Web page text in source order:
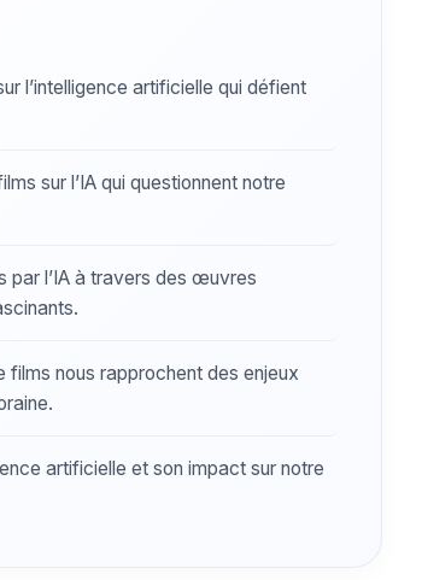
l’intelligence artificielle qui défient
sur l’IA qui questionnent notre
par l’IA à travers des œuvres
nous rapprochent des enjeux
artificielle et son impact sur notre